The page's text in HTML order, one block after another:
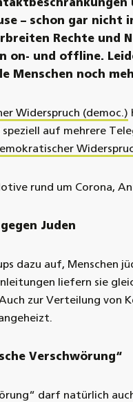
– schon gar nicht
Rechte und
on- und offline.
Menschen noch
Widerspruch (democ.)
auf mehrere
rund um Corona,
Juden
dazu auf, Menschen
liefern sie
zur Verteilung von
Verschwörung“
darf natürlich